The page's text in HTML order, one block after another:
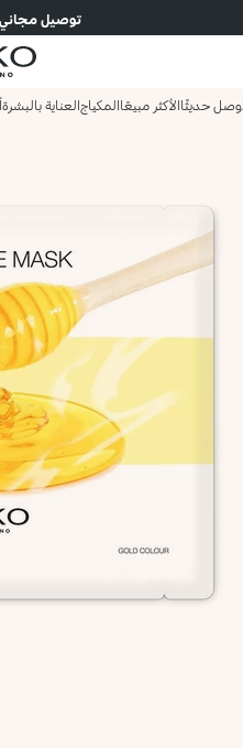
توصيل
وصل حديثًاالأكثر مبيعًاالمكياجالعناية بالبشرة